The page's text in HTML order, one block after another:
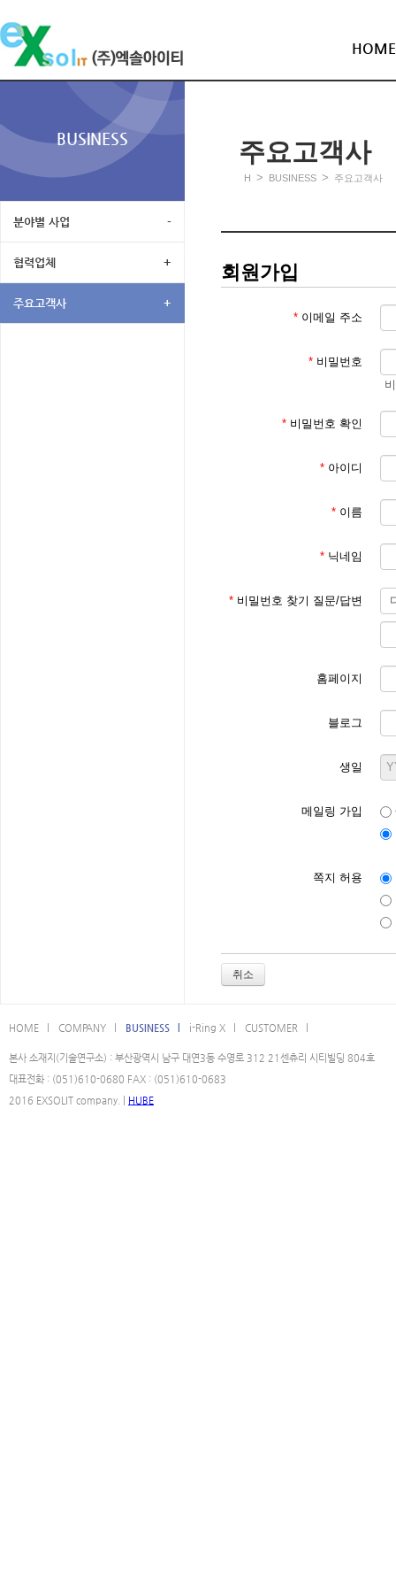
HOME
BUSINESS
분야별 사업 -
협력업체 +
주요고객사 +
주요고객사
H > BUSINESS > 주요고객사
회원가입
* 이메일 주소
* 비밀번호
* 비밀번호 확인
* 아이디
* 이름
* 닉네임
* 비밀번호 찾기 질문/답변
홈페이지
블로그
생일
메일링 가입
쪽지 허용
취소
HOME l COMPANY l BUSINESS l i-Ring X l CUSTOMER l
본사 소재지(기술연구소) : 부산광역시 남구 대연3동 수영로 312 21센츄리 시티빌딩 804호
대표전화 : (051)610-0680 FAX : (051)610-0683
2016 EXSOLIT company. | HUBE